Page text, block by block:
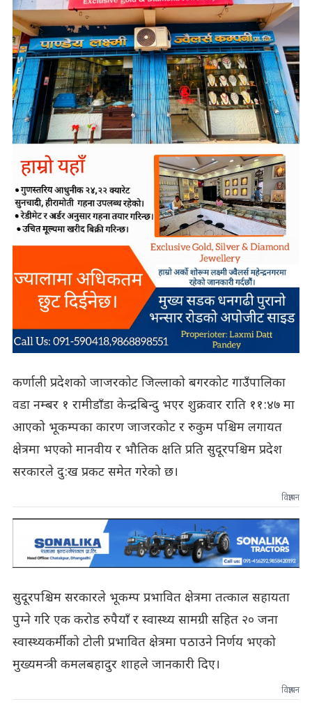
कर्णाली प्रदेशको जाजरकोट जिल्लाको बगरकोट गाउँपालिका
वडा नम्बर १ रामीडाँडा केन्द्रबिन्दु भएर शुक्रवार राति ११:४७ मा
आएको भूकम्पका कारण जाजरकोट र रुकुम पश्चिम लगायत
क्षेत्रमा भएको मानवीय र भौतिक क्षति प्रति सुदूरपश्चिम प्रदेश
सरकारले दु:ख प्रकट समेत गरेको छ।
विज्ञापन
सुदूरपश्चिम सरकारले भूकम्प प्रभावित क्षेत्रमा तत्काल सहायता
पुग्ने गरि एक करोड रुपैयाँ र स्वास्थ्य सामग्री सहित २० जना
स्वास्थ्यकर्मीको टोली प्रभावित क्षेत्रमा पठाउने निर्णय भएको
मुख्यमन्त्री कमलबहादुर शाहले जानकारी दिए।
विज्ञापन